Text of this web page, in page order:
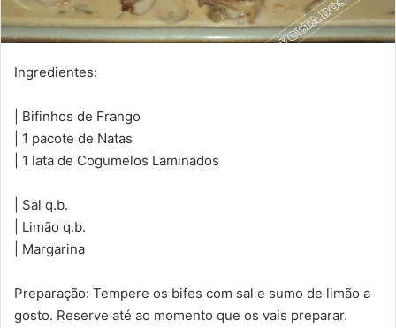
Ingredientes:
| Bifinhos de Frango
| 1 pacote de Natas
| 1 lata de Cogumelos Laminados
| Sal q.b.
| Limão q.b.
| Margarina
Preparação: Tempere os bifes com sal e sumo de limão a
gosto. Reserve até ao momento que os vais preparar.